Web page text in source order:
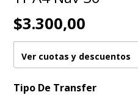
$3.300,00
Ver cuotas y descuentos
Tipo De Transfer